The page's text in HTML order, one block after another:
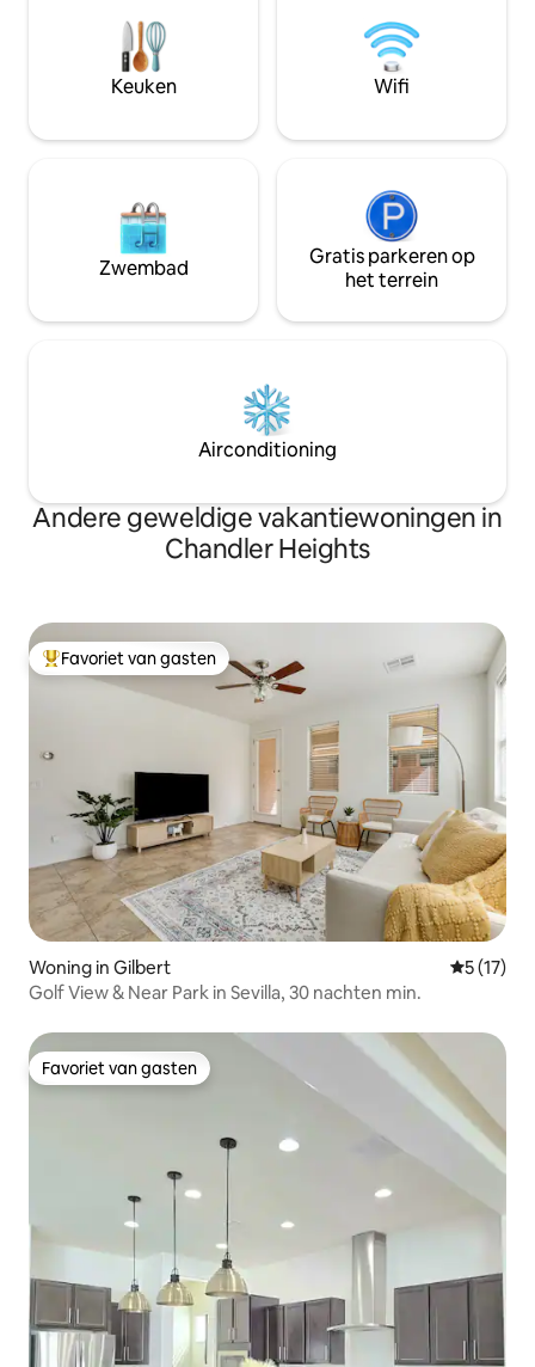
sterrenkijken ✔ Dicht bij wandelpaden
in Santan Mountain Regional Park ✔ 10
minuten naar het casino of het centrum
van Queen Creek De ruimte: Zelf
Keuken Wifi
Zwembad
Gratis parkeren op
het terrein
Airconditioning
Andere geweldige vakantiewoningen in
Chandler Heights
Topfavoriet van gasten
Favoriet van gasten
Woning in Gilbert
5 (17)
Golf View & Near Park in Sevilla, 30 nachten min.
Favoriet van gasten
Favoriet van gasten